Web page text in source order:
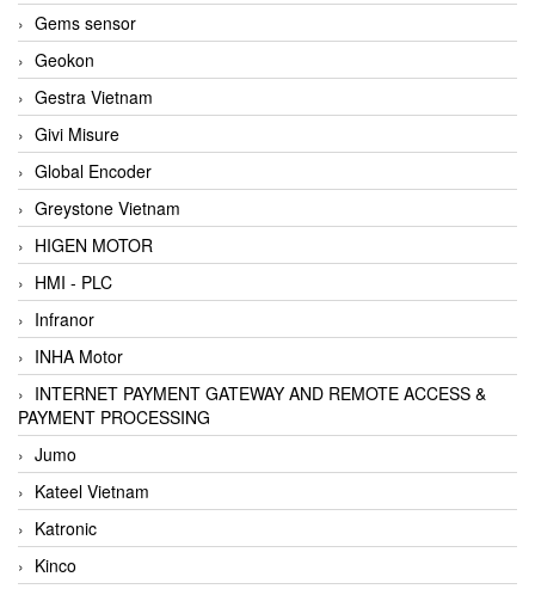
Gems sensor
Geokon
Gestra Vietnam
Givi Misure
Global Encoder
Greystone Vietnam
HIGEN MOTOR
HMI - PLC
Infranor
INHA Motor
INTERNET PAYMENT GATEWAY AND REMOTE ACCESS &
PAYMENT PROCESSING
Jumo
Kateel Vietnam
Katronic
Kinco